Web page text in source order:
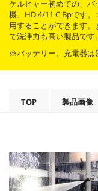
ケルヒャー初めての、
機、HD 4/11 C Bpです
用することができます
で洗浄力も高い製品です。
※バッテリー、充電器は
TOP 製品画像